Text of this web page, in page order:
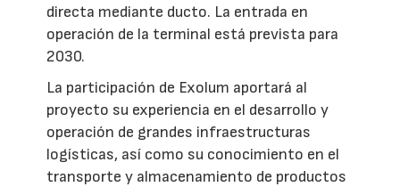
directa mediante ducto. La entrada en
operación de la terminal está prevista para
2030.
La participación de Exolum aportará al
proyecto su experiencia en el desarrollo y
operación de grandes infraestructuras
logísticas, así como su conocimiento en el
transporte y almacenamiento de productos